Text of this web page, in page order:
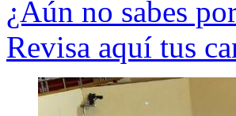
¿Aún no sabes
Revisa aquí tus